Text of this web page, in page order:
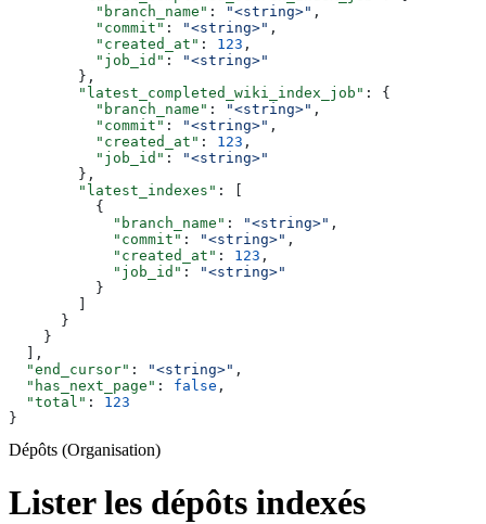
          "branch_name"
: "<string>" ,
          "commit"
: "<string>" ,
          "created_at"
: 123 ,
          "job_id"
:
"<string>"
        },
        "latest_completed_wiki_index_job"
: {
          "branch_name"
: "<string>" ,
          "commit"
: "<string>" ,
          "created_at"
: 123 ,
          "job_id"
:
"<string>"
        },
        "latest_indexes"
: [
          {
            "branch_name"
: "<string>" ,
            "commit"
: "<string>" ,
            "created_at"
: 123 ,
            "job_id"
:
"<string>"
          }
      }
    }
  ],
  "end_cursor"
: "<string>" ,
  "has_next_page"
: false ,
  "total"
: 123
}
Dépôts (Organisation)
Lister les dépôts indexés